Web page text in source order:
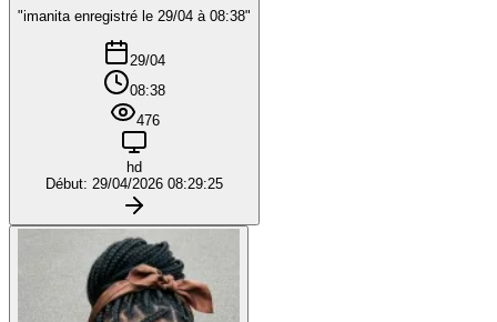
"imanita enregistré le 29/04 à 08:38"
29/04
08:38
476
hd
Début: 29/04/2026 08:29:25